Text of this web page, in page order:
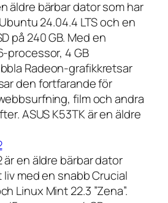
äldre bärbar dator som har
24.04.4 LTS och en
på 240 GB. Med en
processor, 4 GB
Radeon-grafikkretsar
den fortfarande för
film och andra
ASUS K53TK är en äldre
är en äldre bärbar dator
med en snabb Crucial
Linux Mint 22.3 ”Zena”.